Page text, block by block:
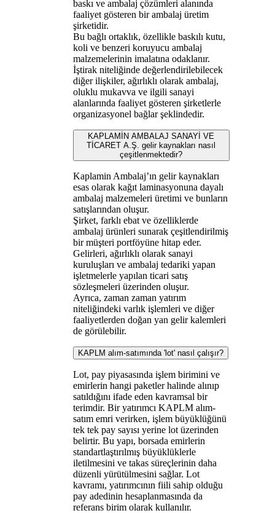
baskı ve ambalaj çözümleri alanında
faaliyet gösteren bir ambalaj üretim
şirketidir.
Bu bağlı ortaklık, özellikle baskılı kutu,
koli ve benzeri koruyucu ambalaj
malzemelerinin imalatına odaklanır.
İştirak niteliğinde değerlendirilebilecek
diğer ilişkiler, ağırlıklı olarak ambalaj,
oluklu mukavva ve ilgili sanayi
alanlarında faaliyet gösteren şirketlerle
organizasyonel bağlar şeklindedir.
KAPLAMİN AMBALAJ SANAYİ VE
TİCARET A.Ş. gelir kaynakları nasıl
çeşitlenmektedir?
Kaplamin Ambalaj’ın gelir kaynakları
esas olarak kağıt laminasyonuna dayalı
ambalaj malzemeleri üretimi ve bunların
satışlarından oluşur.
Şirket, farklı ebat ve özelliklerde
ambalaj ürünleri sunarak çeşitlendirilmiş
bir müşteri portföyüne hitap eder.
Gelirleri, ağırlıklı olarak sanayi
kuruluşları ve ambalaj tedariki yapan
işletmelerle yapılan ticari satış
sözleşmeleri üzerinden oluşur.
Ayrıca, zaman zaman yatırım
niteliğindeki varlık işlemleri ve diğer
faaliyetlerden doğan yan gelir kalemleri
de görülebilir.
KAPLM alım-satımında 'lot' nasıl çalışır?
Lot, pay piyasasında işlem birimini ve
emirlerin hangi paketler halinde alınıp
satıldığını ifade eden kavramsal bir
terimdir. Bir yatırımcı KAPLM alım-
satım emri verirken, işlem büyüklüğünü
tek tek pay sayısı yerine lot üzerinden
belirtir. Bu yapı, borsada emirlerin
standartlaştırılmış büyüklüklerle
iletilmesini ve takas süreçlerinin daha
düzenli yürütülmesini sağlar. Lot
kavramı, yatırımcının fiili sahip olduğu
pay adedinin hesaplanmasında da
referans birim olarak kullanılır.